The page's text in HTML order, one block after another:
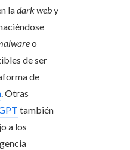
ladark weby
o
de ser
de
. Otras
también
a los